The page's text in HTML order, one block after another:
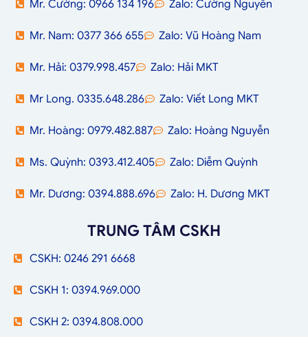
Mr. Cường: 0966 134 196 Zalo: Cường Nguyễn
Mr. Nam: 0377 366 655 Zalo: Vũ Hoàng Nam
Mr. Hải: 0379.998.457 Zalo: Hải MKT
Mr Long. 0335.648.286 Zalo: Viết Long MKT
Mr. Hoàng: 0979.482.887 Zalo: Hoàng Nguyễn
Ms. Quỳnh: 0393.412.405 Zalo: Diễm Quỳnh
Mr. Dương: 0394.888.696 Zalo: H. Dương MKT
TRUNG TÂM CSKH
CSKH: 0246 291 6668
CSKH 1: 0394.969.000
CSKH 2: 0394.808.000